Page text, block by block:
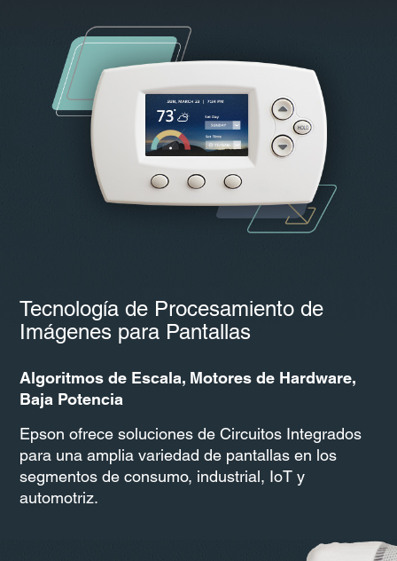
Tecnología de Procesamiento de
Imágenes para Pantallas
Algoritmos de Escala, Motores de Hardware,
Baja Potencia
Epson ofrece soluciones de Circuitos Integrados
para una amplia variedad de pantallas en los
segmentos de consumo, industrial, IoT y
automotriz.